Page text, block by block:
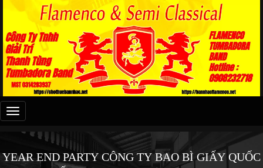
Đây
là
menu
YEAR END PARTY CÔNG TY BAO BÌ GIẤY QUỐC